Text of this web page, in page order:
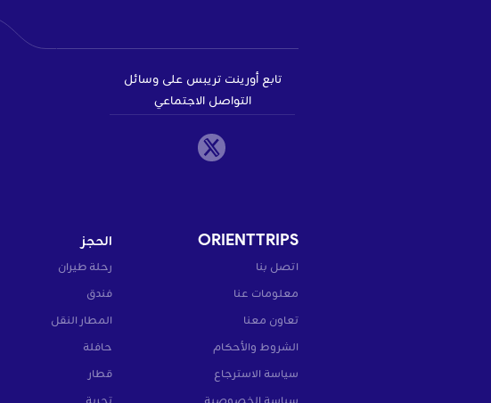
تابع أورينت تريبس على وسائل
التواصل الاجتماعي
ORIENTTRIPS
اتصل بنا
معلومات عنا
تعاون معنا
الشروط والأحكام
سياسة الاسترجاع
سياسة الخصوصية
الحجز
رحلة طيران
فندق
المطار النقل
حافلة
قطار
تجربة